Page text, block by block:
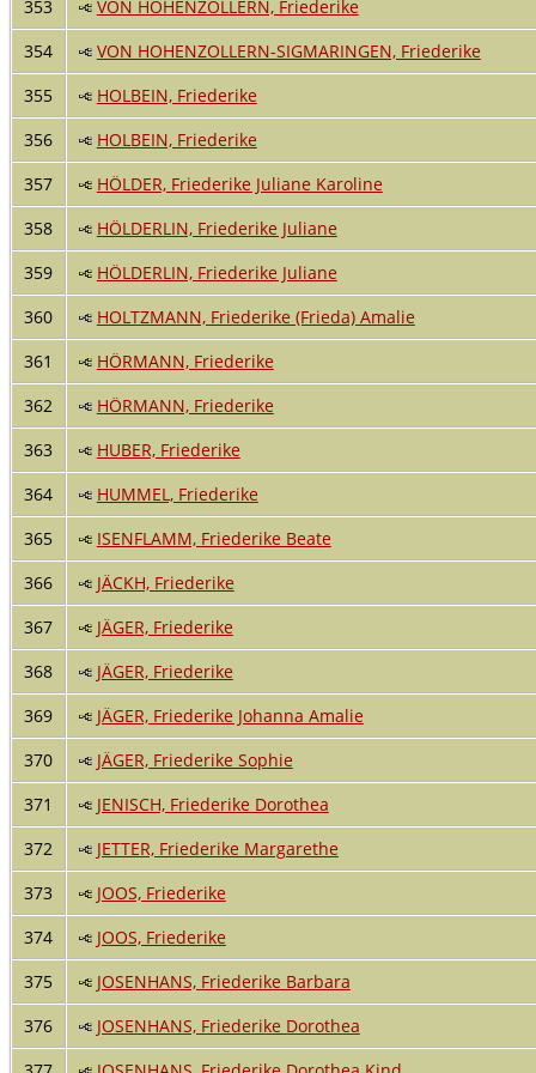
353
VON HOHENZOLLERN, Friederike
354
VON HOHENZOLLERN-SIGMARINGEN, Friederike
355
HOLBEIN, Friederike
356
HOLBEIN, Friederike
357
HÖLDER, Friederike Juliane Karoline
358
HÖLDERLIN, Friederike Juliane
359
HÖLDERLIN, Friederike Juliane
360
HOLTZMANN, Friederike (Frieda) Amalie
361
HÖRMANN, Friederike
362
HÖRMANN, Friederike
363
HUBER, Friederike
364
HUMMEL, Friederike
365
ISENFLAMM, Friederike Beate
366
JÄCKH, Friederike
367
JÄGER, Friederike
368
JÄGER, Friederike
369
JÄGER, Friederike Johanna Amalie
370
JÄGER, Friederike Sophie
371
JENISCH, Friederike Dorothea
372
JETTER, Friederike Margarethe
373
JOOS, Friederike
374
JOOS, Friederike
375
JOSENHANS, Friederike Barbara
376
JOSENHANS, Friederike Dorothea